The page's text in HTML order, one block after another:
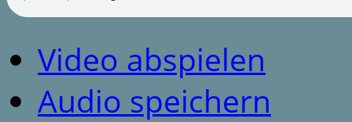
Video abspielen
Audio speichern